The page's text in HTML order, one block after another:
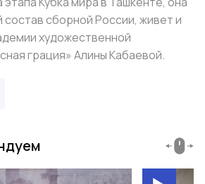
состав сборной России, живет и
художественной
грация» Алины Кабаевой.